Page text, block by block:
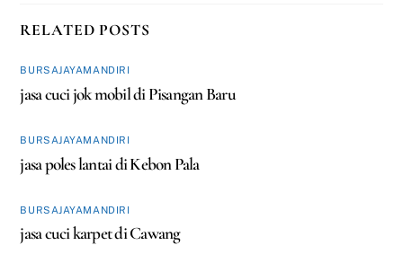
RELATED POSTS
BURSAJAYAMANDIRI
jasa cuci jok mobil di Pisangan Baru
BURSAJAYAMANDIRI
jasa poles lantai di Kebon Pala
BURSAJAYAMANDIRI
jasa cuci karpet di Cawang